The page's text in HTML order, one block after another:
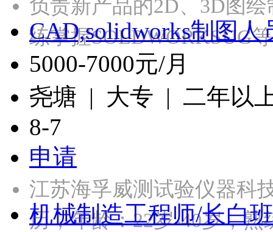
负责新产品的2D、3D图
练掌握
CAD,solidworks制图人
5000-7000元/月
尧塘 | 大专 | 二年以
8-7
申请
江苏海孚威测试验仪器科
历，年龄：22岁-40岁，
机械制造工程师/长白班